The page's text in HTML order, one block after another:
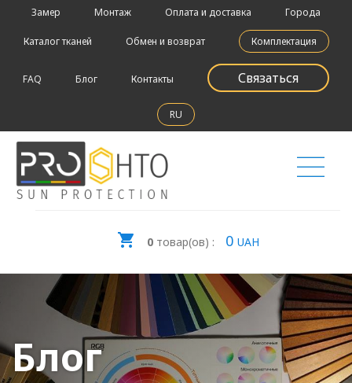
Замер Монтаж Оплата и доставка Города
Каталог тканей Обмен и возврат Комплектация
FAQ Блог Контакты Связаться
RU
0товар(ов) : 0 UAH
Блог